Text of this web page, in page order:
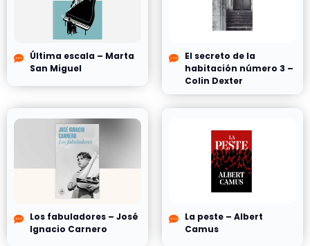
Última escala – Marta
San Miguel
El secreto de la
habitación número 3 –
Colin Dexter
Los fabuladores – José
Ignacio Carnero
La peste – Albert
Camus